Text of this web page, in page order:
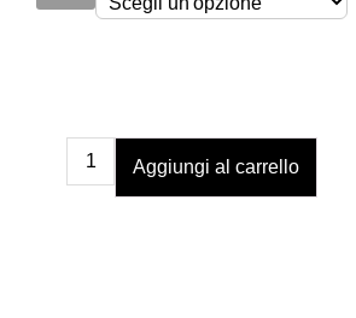
Aggiungi al carrello